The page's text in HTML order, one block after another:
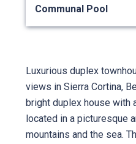
Communal Pool
Luxurious duplex
views in Sierra Cortina,
bright duplex house with
located in a picturesque
mountains and the sea.